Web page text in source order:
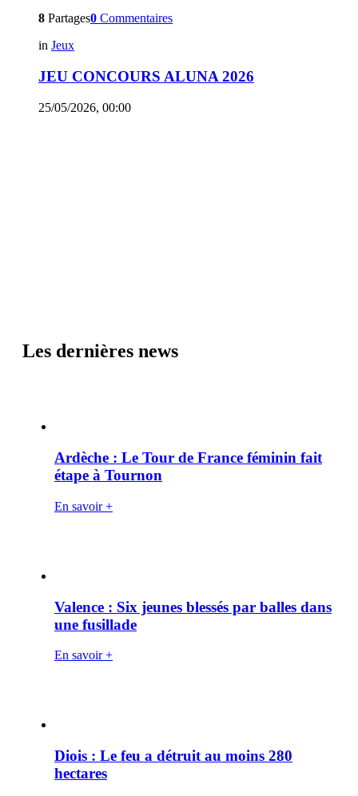
8 Partages0 Commentaires
in Jeux
JEU CONCOURS ALUNA 2026
25/05/2026, 00:00
Les dernières news
Ardèche : Le Tour de France féminin fait
étape à Tournon
En savoir +
Valence : Six jeunes blessés par balles dans
une fusillade
En savoir +
Diois : Le feu a détruit au moins 280
hectares